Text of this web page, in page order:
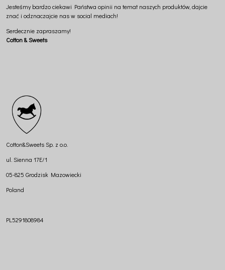
Jesteśmy bardzo ciekawi Państwa opinii na temat naszych produktów, dajcie
znać i odznaczajcie nas w social mediach!
Serdecznie zapraszamy!
Cotton & Sweets
Cotton&Sweets Sp. z o.o.
ul. Sienna 17E/1
05-825 Grodzisk Mazowiecki
Poland
PL5291808984